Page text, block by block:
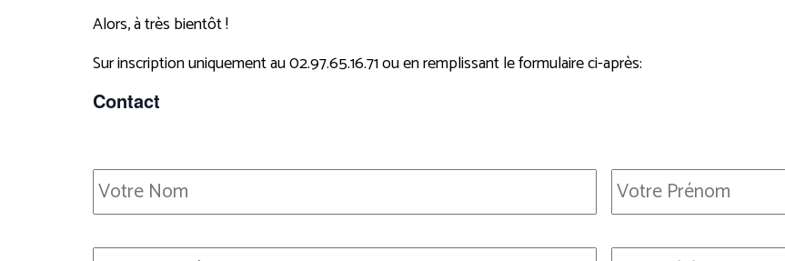
Alors, à très bientôt !
Sur inscription uniquement au 02.97.65.16.71 ou en remplissant le formulaire ci-après:
Contact
Nom Prénom
E- Téléphone